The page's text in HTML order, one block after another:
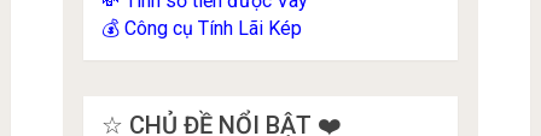
💰 Công cụ Tính Lãi Kép
☆ CHỦ ĐỀ NỔI BẬT ❤️